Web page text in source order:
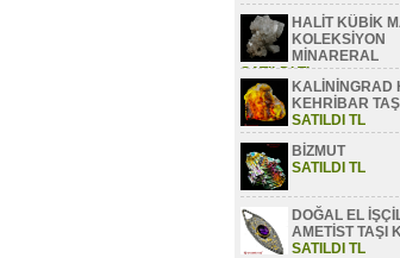
HALİT KÜBİK
KOLEKSİYON
MİNARERAL
SATILDI TL
KALİNİNGRAD
KEHRİBAR TAŞI
SATILDI TL
BİZMUT
SATILDI TL
DOĞAL EL
AMETİST TAŞI
SATILDI TL